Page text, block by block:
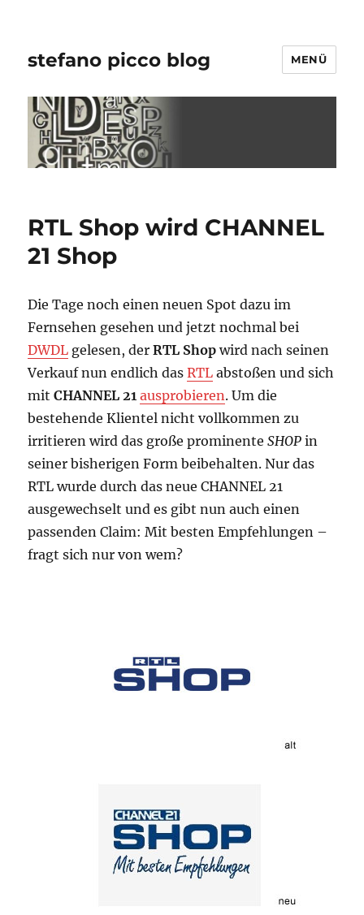
stefano picco blog MENÜ
RTL Shop wird CHANNEL
21 Shop
Die Tage noch einen neuen Spot dazu im
Fernsehen gesehen und jetzt nochmal bei
DWDL gelesen, derRTL Shop wird nach seinen
Verkauf nun endlich dasRTL abstoßen und sich
mitCHANNEL 21 ausprobieren. Um die
bestehende Klientel nicht vollkommen zu
irritieren wird das große prominenteSHOP in
seiner bisherigen Form beibehalten. Nur das
RTL wurde durch das neue CHANNEL 21
ausgewechselt und es gibt nun auch einen
passenden Claim: Mit besten Empfehlungen –
fragt sich nur von wem?